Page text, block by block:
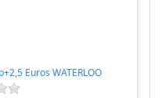
Euros WATERLOO